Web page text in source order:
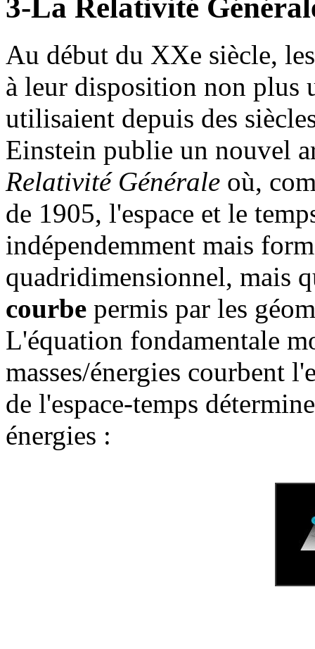
3-La Relativité
Au début du XXe siècle,
à leur disposition non plus
utilisaient depuis des
Einstein publie un nouvel
Relativité Générale où,
de 1905, l'espace et le
indépendemment mais
quadridimensionnel, mais
courbe permis par les
L'équation fondamentale
masses/énergies courbent
de l'espace-temps
énergies :